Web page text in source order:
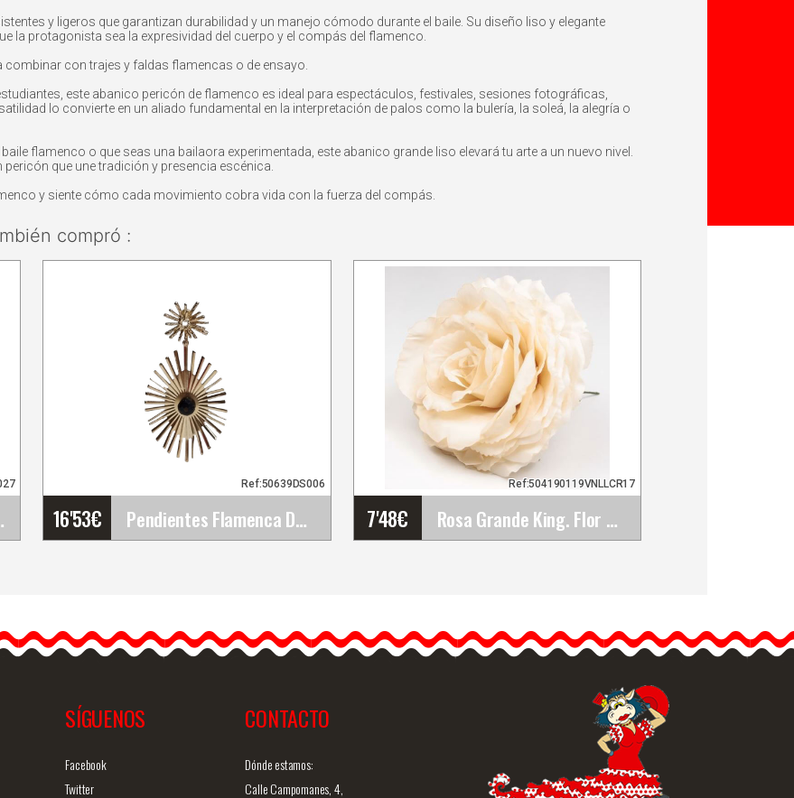
y ligeros que garantizan durabilidad y un manejo cómodo durante el baile. Su diseño liso y elegante
la protagonista sea la expresividad del cuerpo y el compás del flamenco.
con trajes y faldas flamencas o de ensayo.
este abanico pericón de flamenco es ideal para espectáculos, festivales, sesiones fotográficas,
lo convierte en un aliado fundamental en la interpretación de palos como la bulería, la soleá, la alegría o
flamenco o que seas una bailaora experimentada, este abanico grande liso elevará tu arte a un nuevo nivel.
que une tradición y presencia escénica.
y siente cómo cada movimiento cobra vida con la fuerza del compás.
compró :
Z027 16'53€ Pendientes Flamenca Dorados Ovalados con Rayos y&hellip;
Ref:50639DS006
Rayos y Piedra Negra L
uce el auténtico estilo
7'48€ Rosa Grande King. Flor Flamenca Vainilla. 17cm
Ref:504190119VNLLCR17
Los trajes más sencillos,
los puedes llenar de vida
Vista rápida
SÍGUENOS
Facebook
Twitter
CONTACTO
Dónde estamos:
Calle Campomanes, 4,